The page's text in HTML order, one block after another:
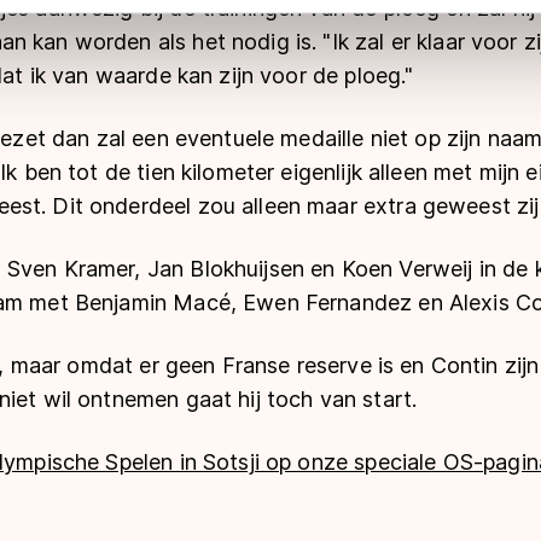
geldt volgens de GDPR. Door op ‘Toestaan’ te klikken, stemt
cookiebeleid.
aanwezig bij de trainingen van de ploeg en zal
kan worden als het nodig is. "Ik zal er klaar voor
ik van waarde kan zijn voor de ploeg."
dan zal een eventuele medaille niet op zijn
ben tot de tien kilometer eigenlijk alleen met mijn
Dit onderdeel zou alleen maar extra geweest
Kramer, Jan Blokhuijsen en Koen Verweij in
met Benjamin Macé, Ewen Fernandez en Alexis
omdat er geen Franse reserve is en Contin
wil ontnemen gaat hij toch van start.
Spelen in Sotsji op onze speciale OS-